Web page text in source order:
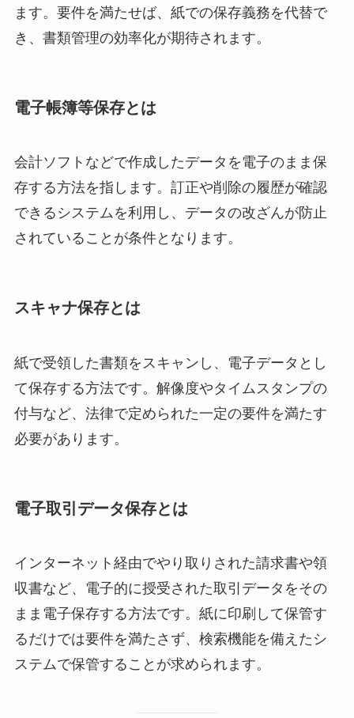
ます。要件を満たせば、紙での保存義務を代替で
き、書類管理の効率化が期待されます。
電子帳簿等保存とは
会計ソフトなどで作成したデータを電子のまま保
存する方法を指します。訂正や削除の履歴が確認
できるシステムを利用し、データの改ざんが防止
されていることが条件となります。
スキャナ保存とは
紙で受領した書類をスキャンし、電子データとし
て保存する方法です。解像度やタイムスタンプの
付与など、法律で定められた一定の要件を満たす
必要があります。
電子取引データ保存とは
インターネット経由でやり取りされた請求書や領
収書など、電子的に授受された取引データをその
まま電子保存する方法です。紙に印刷して保管す
るだけでは要件を満たさず、検索機能を備えたシ
ステムで保管することが求められます。